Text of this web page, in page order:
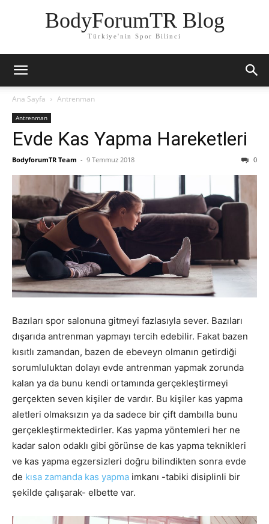
BodyForumTR Blog
Türkiye'nin Spor Bilinci
Ana Sayfa Antrenman
Antrenman
Evde Kas Yapma Hareketleri
BodyforumTR Team - 9 Temmuz 2018 0
Bazıları spor salonuna gitmeyi fazlasıyla sever. Bazıları
dışarıda antrenman yapmayı tercih edebilir. Fakat bazen
kısıtlı zamandan, bazen de ebeveyn olmanın getirdiği
sorumluluktan dolayı evde antrenman yapmak zorunda
kalan ya da bunu kendi ortamında gerçekleştirmeyi
gerçekten seven kişiler de vardır. Bu kişiler kas yapma
aletleri olmaksızın ya da sadece bir çift dambılla bunu
gerçekleştirmektedirler. Kas yapma yöntemleri her ne
kadar salon odaklı gibi görünse de kas yapma teknikleri
ve kas yapma egzersizleri doğru bilindikten sonra evde
de kısa zamanda kas yapma imkanı -tabiki disiplinli bir
şekilde çalışarak- elbette var.